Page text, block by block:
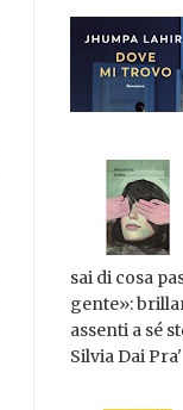
sai di cosa
gente»:
assenti a sé
Silvia Dai Pra'